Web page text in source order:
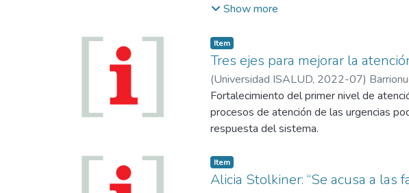
Show more
Item
Tres ejes para mejorar la
(Universidad ISALUD, 2022-07)
Fortalecimiento del primer nivel de
procesos de atención de las urgencias
respuesta del sistema.
Item
Alicia Stolkiner: “Se acusa a